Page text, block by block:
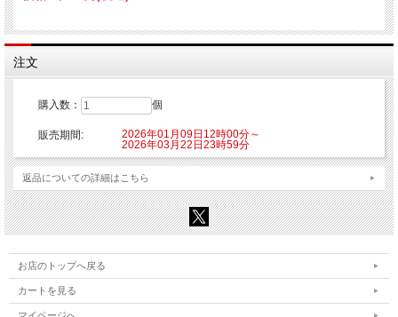
注文
購入数： 個
販売期間:
2026年01月09日12時00分～
2026年03月22日23時59分
返品についての詳細はこちら
お店のトップへ戻る
カートを見る